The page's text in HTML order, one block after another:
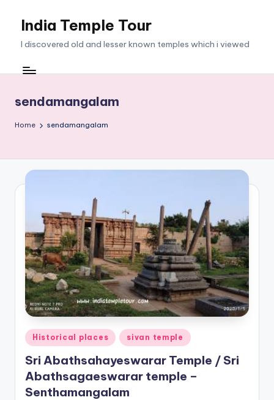
India Temple Tour
I discovered old and lesser known temples which i viewed
sendamangalam
Home sendamangalam
Posted
in
Historical places sivan temple
Sri Abathsahayeswarar Temple / Sri
Abathsagaeswarar temple –
Senthamangalam